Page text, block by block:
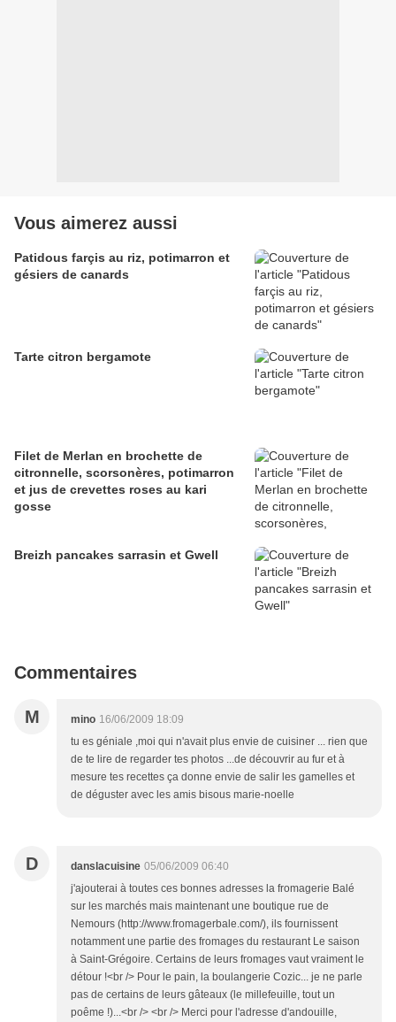
Vous aimerez aussi
Patidous farçis au riz, potimarron et
gésiers de canards
Tarte citron bergamote
Filet de Merlan en brochette de
citronnelle, scorsonères, potimarron
et jus de crevettes roses au kari
gosse
Breizh pancakes sarrasin et Gwell
Commentaires
M mino 16/06/2009 18:09
tu es géniale ,moi qui n'avait plus envie de cuisiner ... rien que
de te lire de regarder tes photos ...de découvrir au fur et à
mesure tes recettes ça donne envie de salir les gamelles et
de déguster avec les amis bisous marie-noelle
D danslacuisine 05/06/2009 06:40
j'ajouterai à toutes ces bonnes adresses la fromagerie Balé
sur les marchés mais maintenant une boutique rue de
Nemours (http://www.fromagerbale.com/), ils fournissent
notamment une partie des fromages du restaurant Le saison
à Saint-Grégoire. Certains de leurs fromages vaut vraiment le
détour !<br /> Pour le pain, la boulangerie Cozic... je ne parle
pas de certains de leurs gâteaux (le millefeuille, tout un
poême !)...<br /> <br /> Merci pour l'adresse d'andouille,